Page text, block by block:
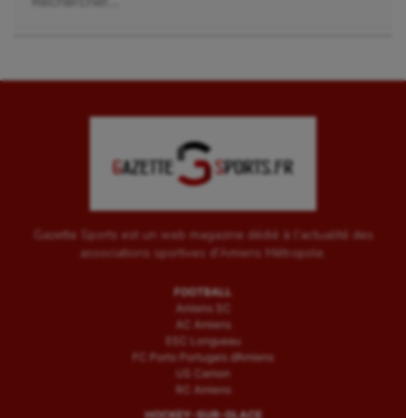
Gazette Sports est un web magazine dédié à l'actualité des
associations sportives d'Amiens Métropole.
FOOTBALL
Amiens SC
AC Amiens
ESC Longueau
FC Porto Portugais d’Amiens
US Camon
RC Amiens
HOCKEY-SUR-GLACE